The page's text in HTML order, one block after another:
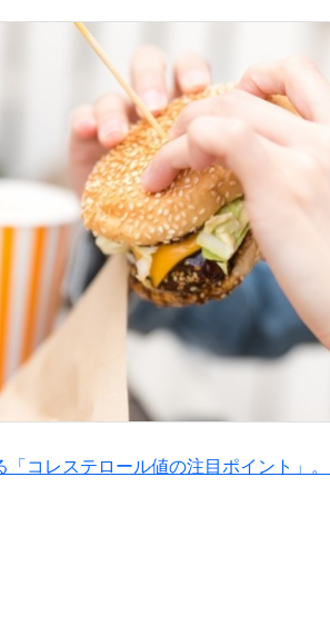
「コレステロール値の注目ポイント」